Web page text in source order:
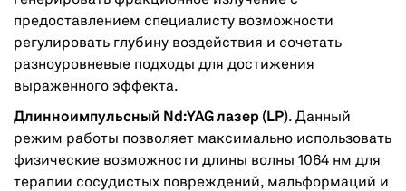
предоставлением специалисту возможности
регулировать глубину воздействия и сочетать
разноуровневые подходы для достижения
выраженного эффекта.
Длинноимпульсный Nd:YAG лазер (LP). Данный
режим работы позволяет максимально использовать
физические возможности длины волны 1064 нм для
терапии сосудистых повреждений, мальформаций и